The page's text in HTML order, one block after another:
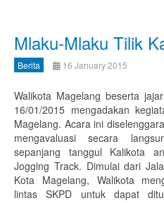
Mlaku-Mlaku Tilik
Berita 16 January 2015
Walikota Magelang beserta
16/01/2015 mengadakan
Magelang. Acara ini
mengavaluasi secara
sepanjang tanggul Kalikota
Jogging Track. Dimulai dari
Kota Magelang, Walikota
lintas SKPD untuk dapat